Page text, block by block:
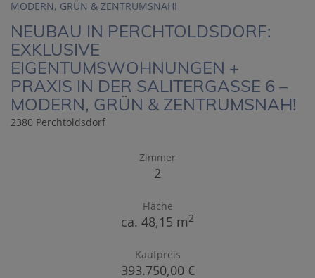
NEUBAU IN PERCHTOLDSDORF:
EXKLUSIVE
EIGENTUMSWOHNUNGEN +
PRAXIS IN DER SALITERGASSE 6 –
MODERN, GRÜN & ZENTRUMSNAH!
2380 Perchtoldsdorf
Zimmer
2
Fläche
ca. 48,15 m2
Kaufpreis
393.750,00 €